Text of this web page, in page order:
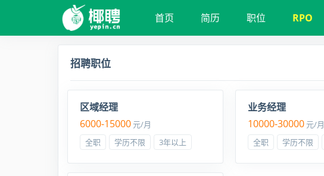
首页 简历 职位 RPO
招聘职位
区域经理
6000-15000元/月
全职
学历不限 3年以上
业务经理
10000-30000元/月
全职
学历不限